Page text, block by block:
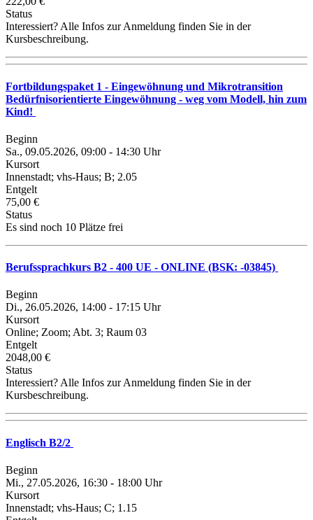
Status
Interessiert? Alle Infos zur Anmeldung finden Sie in der
Kursbeschreibung.
Fortbildungspaket 1 - Eingewöhnung und Mikrotransition
Bedürfnisorientierte Eingewöhnung - weg vom Modell, hin zum
Kind!
Beginn
Sa., 09.05.2026, 09:00 - 14:30 Uhr
Kursort
Innenstadt; vhs-Haus; B; 2.05
Entgelt
75,00 €
Status
Es sind noch 10 Plätze frei
Berufssprachkurs B2 - 400 UE - ONLINE (BSK: -03845)
Beginn
Di., 26.05.2026, 14:00 - 17:15 Uhr
Kursort
Online; Zoom; Abt. 3; Raum 03
Entgelt
2048,00 €
Status
Interessiert? Alle Infos zur Anmeldung finden Sie in der
Kursbeschreibung.
Englisch B2/2
Beginn
Mi., 27.05.2026, 16:30 - 18:00 Uhr
Kursort
Innenstadt; vhs-Haus; C; 1.15